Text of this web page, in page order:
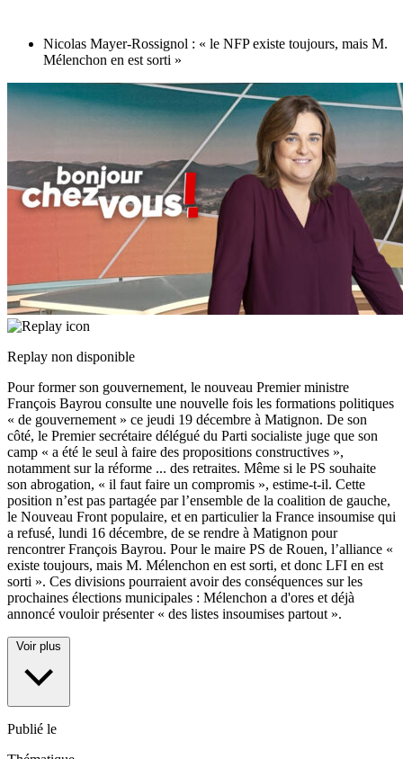
Nicolas Mayer-Rossignol : « le NFP existe toujours, mais M.
Mélenchon en est sorti »
Replay non disponible
Pour former son gouvernement, le nouveau Premier ministre
François Bayrou consulte une nouvelle fois les formations politiques
« de gouvernement » ce jeudi 19 décembre à Matignon. De son
côté, le Premier secrétaire délégué du Parti socialiste juge que son
camp « a été le seul à faire des propositions constructives »,
notamment sur la réforme ... des retraites. Même si le PS souhaite
son abrogation, « il faut faire un compromis », estime-t-il. Cette
position n’est pas partagée par l’ensemble de la coalition de gauche,
le Nouveau Front populaire, et en particulier la France insoumise qui
a refusé, lundi 16 décembre, de se rendre à Matignon pour
rencontrer François Bayrou. Pour le maire PS de Rouen, l’alliance «
existe toujours, mais M. Mélenchon en est sorti, et donc LFI en est
sorti ». Ces divisions pourraient avoir des conséquences sur les
prochaines élections municipales : Mélenchon a d'ores et déjà
annoncé vouloir présenter « des listes insoumises partout ».
Voir plus
Publié le